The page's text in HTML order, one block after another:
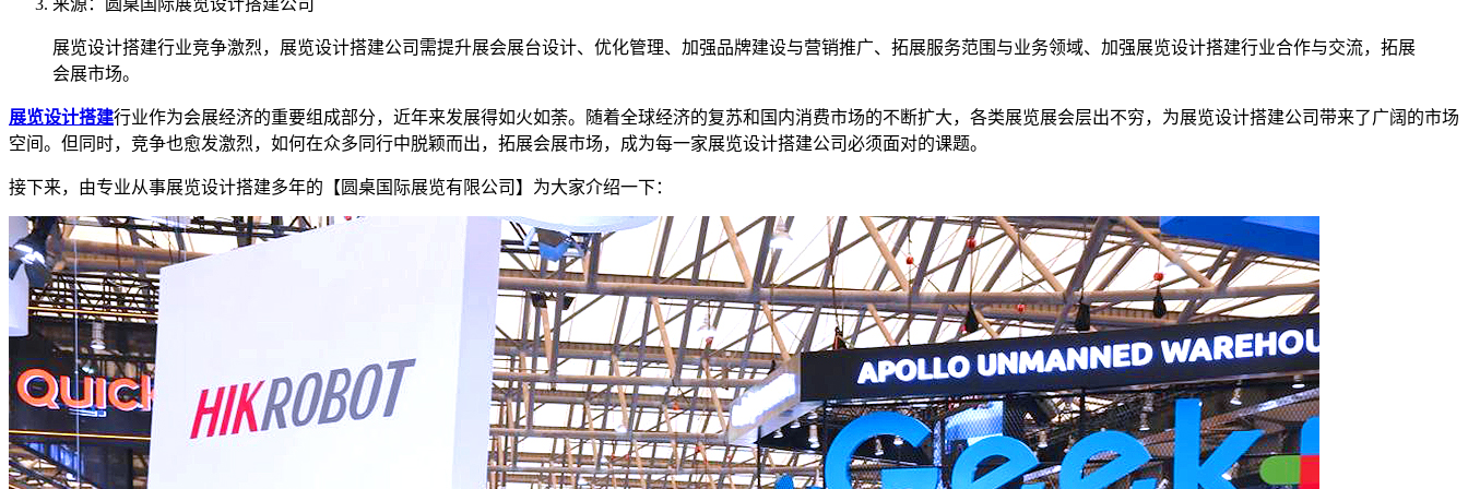
来源：圆桌国际展览设计搭建公司
展览设计搭建行业竞争激烈，展览设计搭建公司需提升展会展台设计、优化管理、加强品牌建设与营销推广、拓展服务范围与业务领域、加强展览设计搭建行业合作与交流，拓展
会展市场。
展览设计搭建行业作为会展经济的重要组成部分，近年来发展得如火如荼。随着全球经济的复苏和国内消费市场的不断扩大，各类展览展会层出不穷，为展览设计搭建公司带来了广阔的市场
空间。但同时，竞争也愈发激烈，如何在众多同行中脱颖而出，拓展会展市场，成为每一家展览设计搭建公司必须面对的课题。
接下来，由专业从事展览设计搭建多年的【圆桌国际展览有限公司】为大家介绍一下：